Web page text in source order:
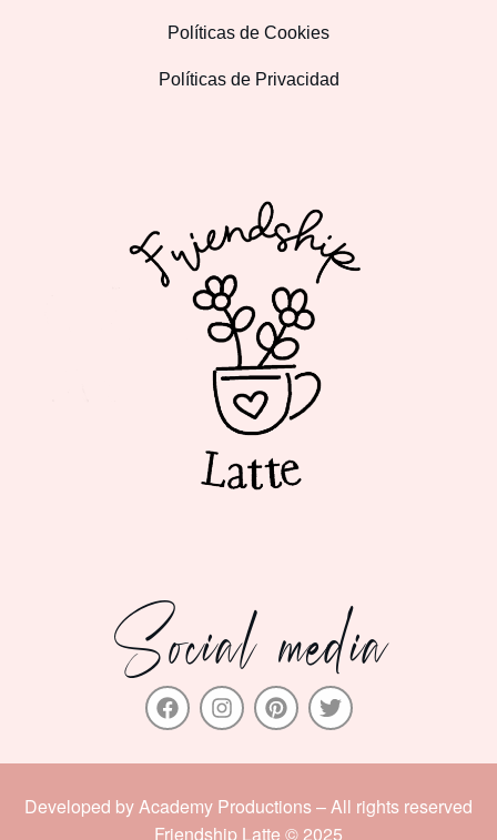
Políticas de Cookies
Políticas de Privacidad
Social media
Developed byAcademy Productions– All rights reserved
Friendship Latte © 2025